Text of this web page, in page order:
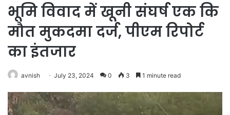
भूमि विवाद में खूनी संघर्ष एक कि
मौत मुकदमा दर्ज, पीएम रिपोर्ट
का इंतजार
avnish July 23, 2024 0 3 1 minute read